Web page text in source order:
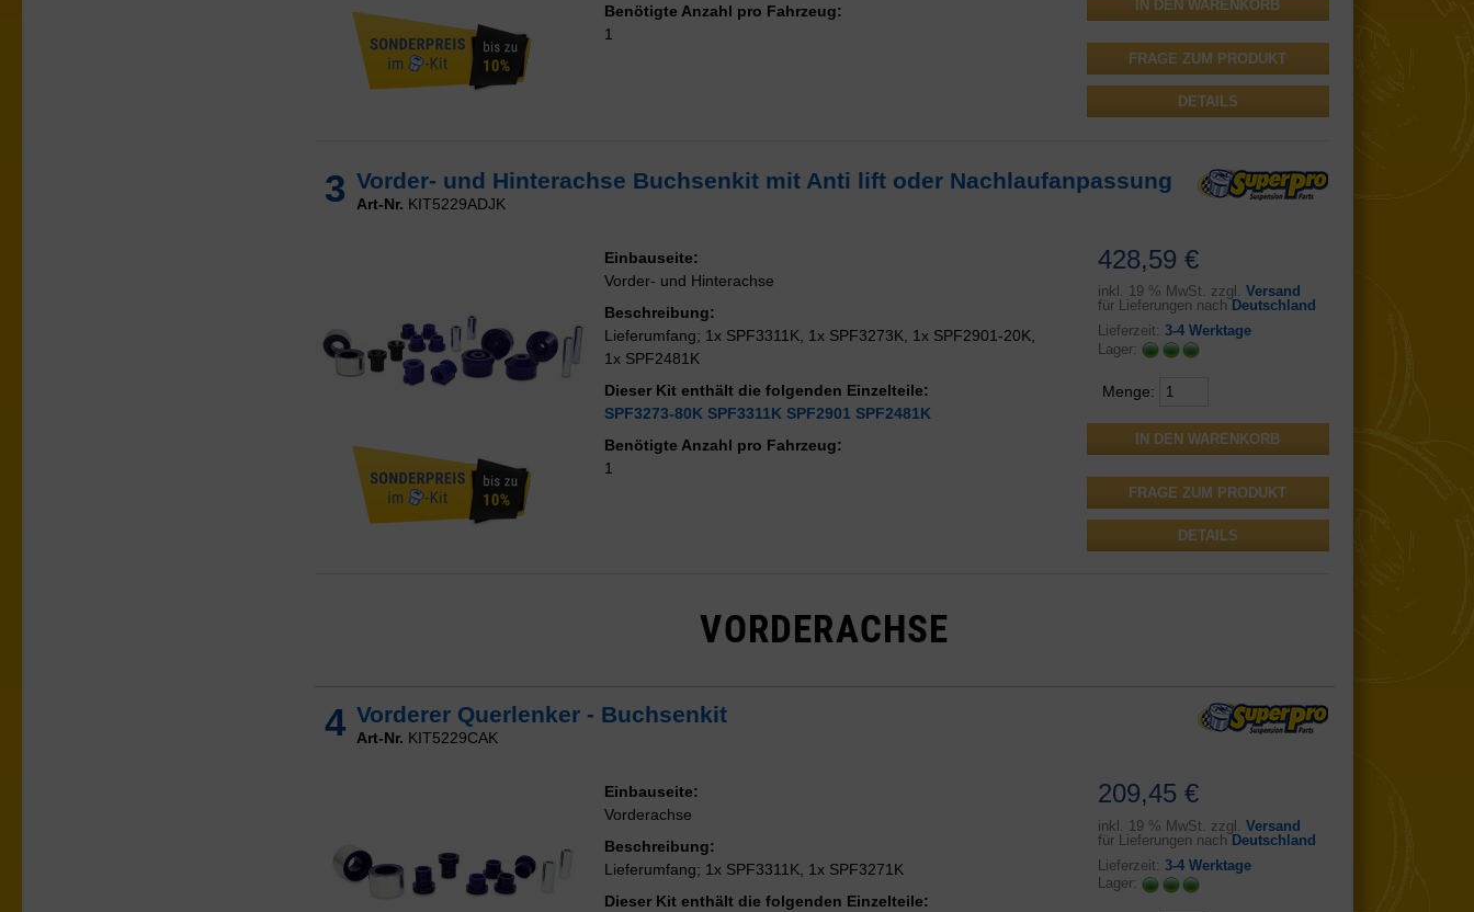
FRAGE ZUM PRODUKT
DETAILS
Benötigte Anzahl pro Fahrzeug:
1
3 Vorder- und Hinterachse Buchsenkit mit Anti lift oder Nachlaufanpassung
Art-Nr. KIT5229ADJK
428,59 €
inkl. 19 % MwSt. zzgl. Versand
für Lieferungen nach Deutschland
Lieferzeit: 3-4 Werktage
Lager:
Menge:
FRAGE ZUM PRODUKT
DETAILS
Einbauseite:
Vorder- und Hinterachse
Beschreibung:
Lieferumfang; 1x SPF3311K, 1x SPF3273K, 1x SPF2901-20K,
1x SPF2481K
Dieser Kit enthält die folgenden Einzelteile:
SPF3273-80K SPF3311K SPF2901 SPF2481K
Benötigte Anzahl pro Fahrzeug:
1
VORDERACHSE
4 Vorderer Querlenker - Buchsenkit
Art-Nr. KIT5229CAK
209,45 €
inkl. 19 % MwSt. zzgl. Versand
für Lieferungen nach Deutschland
Lieferzeit: 3-4 Werktage
Lager:
Einbauseite:
Vorderachse
Beschreibung:
Lieferumfang; 1x SPF3311K, 1x SPF3271K
Dieser Kit enthält die folgenden Einzelteile: